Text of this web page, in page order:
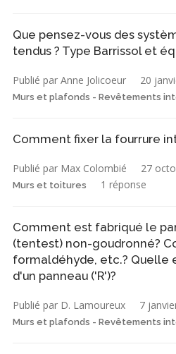
Que pensez-vous des
tendus ? Type Barrissol et
Publié par Anne Jolicoeur 20
Murs et plafonds - Revêtements
Comment fixer la fourrure
Publié par Max Colombié 27
Murs et toitures 1 réponse
Comment est fabriqué le
(tentest) non-goudronné?
formaldéhyde, etc.? Quelle
d'un panneau ('R')?
Publié par D. Lamoureux 7
Murs et plafonds - Revêtements